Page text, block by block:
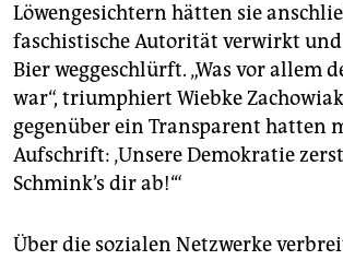
Löwengesichtern hätten sie
faschistische Autorität verwirkt
Bier weggeschlürft. „Was vor allem
war“, triumphiert Wiebke
gegenüber ein Transparent hatten
Aufschrift: ‚Unsere Demokratie
Schmink’s dir ab!‘“
Über die sozialen Netzwerke